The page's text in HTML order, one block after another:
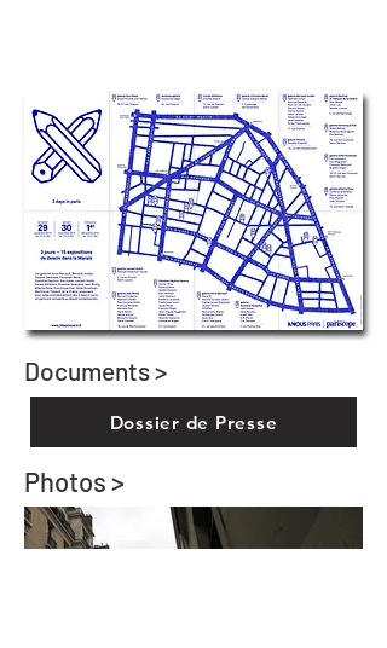
Documents >
Dossier de Presse
Photos >